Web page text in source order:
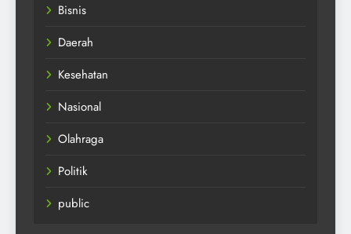
Bisnis
Daerah
Kesehatan
Nasional
Olahraga
Politik
public